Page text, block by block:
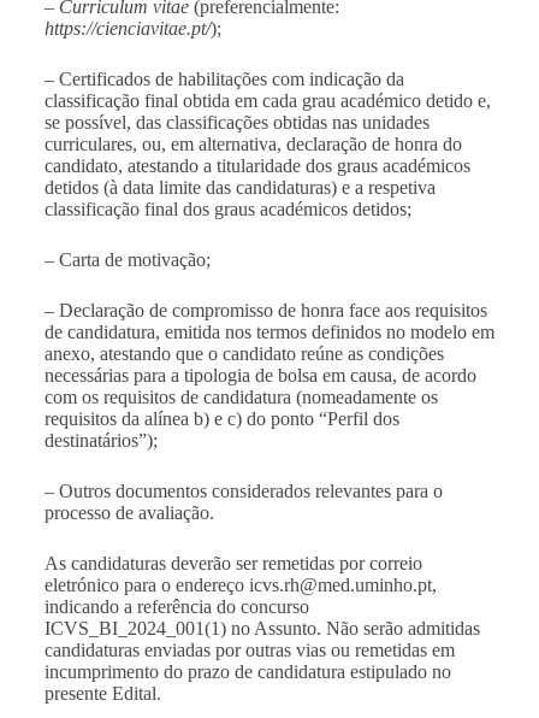
– Curriculum vitae(preferencialmente:
https://cienciavitae.pt/);
– Certificados de habilitações com indicação da
classificação final obtida em cada grau académico detido e,
se possível, das classificações obtidas nas unidades
curriculares, ou, em alternativa, declaração de honra do
candidato, atestando a titularidade dos graus académicos
detidos (à data limite das candidaturas) e a respetiva
classificação final dos graus académicos detidos;
– Carta de motivação;
– Declaração de compromisso de honra face aos requisitos
de candidatura, emitida nos termos definidos no modelo em
anexo, atestando que o candidato reúne as condições
necessárias para a tipologia de bolsa em causa, de acordo
com os requisitos de candidatura (nomeadamente os
requisitos da alínea b) e c) do ponto “Perfil dos
destinatários”);
– Outros documentos considerados relevantes para o
processo de avaliação.
As candidaturas deverão ser remetidas por correio
eletrónico para o endereço icvs.rh@med.uminho.pt,
indicando a referência do concurso
ICVS_BI_2024_001(1) no Assunto. Não serão admitidas
candidaturas enviadas por outras vias ou remetidas em
incumprimento do prazo de candidatura estipulado no
presente Edital.